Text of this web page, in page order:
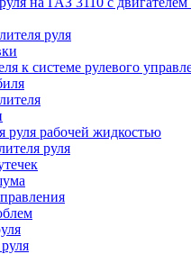
руля
к системе рулевого
руля рабочей жидкостью
руля